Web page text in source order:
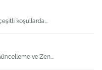
koşullarda...
ve Zen...